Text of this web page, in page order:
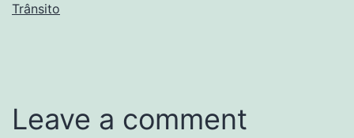
Trânsito
Leave a comment